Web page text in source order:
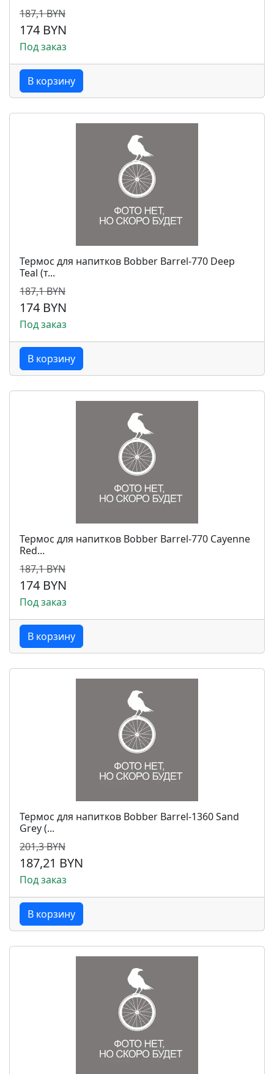
187,1 BYN
174 BYN
Под заказ
В корзину
Термос для напитков Bobber Barrel-770 Deep
Teal (т...
187,1 BYN
174 BYN
Под заказ
В корзину
Термос для напитков Bobber Barrel-770 Cayenne
Red...
187,1 BYN
174 BYN
Под заказ
В корзину
Термос для напитков Bobber Barrel-1360 Sand
Grey (...
201,3 BYN
187,21 BYN
Под заказ
В корзину